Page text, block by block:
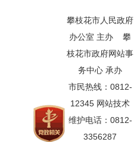
攀枝花市人民政府
办公室 主办 攀
枝花市政府网站事
务中心 承办
市民热线：0812-
12345 网站技术
维护电话：0812-
3356287